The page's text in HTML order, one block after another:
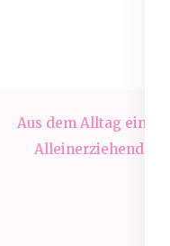
Aus dem Alltag einer
Alleinerziehenden